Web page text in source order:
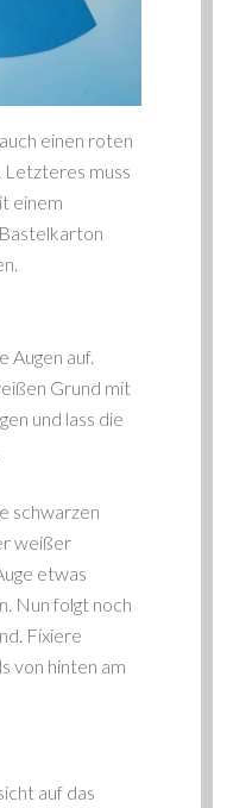
einen roten
muss
einem
Augen auf.
Grund mit
und lass die
schwarzen
weißer
etwas
Nun folgt noch
Fixiere
von hinten am
auf das